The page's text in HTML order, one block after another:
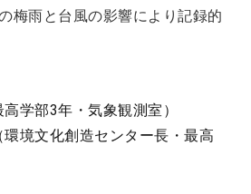
梅雨と台風の影響により記録的
学部3年・気象観測室）
境文化創造センター長・最高